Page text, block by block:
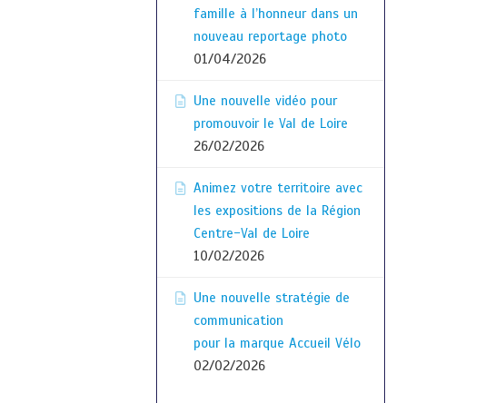
famille à l’honneur dans un
nouveau reportage photo
01/04/2026
Une nouvelle vidéo pour
promouvoir le Val de Loire
26/02/2026
Animez votre territoire avec
les expositions de la Région
Centre-Val de Loire
10/02/2026
Une nouvelle stratégie de
communication
pour la marque Accueil Vélo
02/02/2026